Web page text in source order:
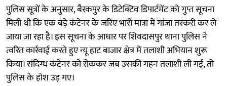
पुलिस सूत्रों के अनुसार, बैरकपुर के डिटेक्टिव डिपार्टमेंट को गुप्त सूचना
मिली थी कि एक बड़े कंटेनर के जरिए भारी मात्रा में गांजा तस्करी कर ले
जाया जा रहा है। इस सूचना के आधार पर शिवदासपुर थाना पुलिस ने
त्वरित कार्रवाई करते हुए न्यू हाट बाजार क्षेत्र में तलाशी अभियान शुरू
किया। संदिग्ध कंटेनर को रोककर जब उसकी गहन तलाशी ली गई, तो
पुलिस के होश उड़ गए।